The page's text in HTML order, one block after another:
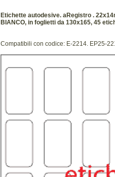
Etichette autodesive. aRegistro .
BIANCO, in foglietti da 130x165, 45
Compatibili con codice: E-2214. EP25-